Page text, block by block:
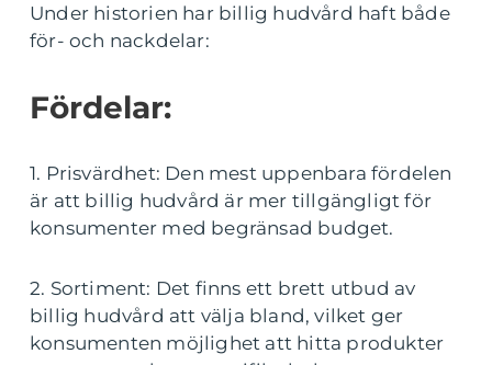
Under historien har billig hudvård haft både
för- och nackdelar:
Fördelar:
1. Prisvärdhet: Den mest uppenbara fördelen
är att billig hudvård är mer tillgängligt för
konsumenter med begränsad budget.
2. Sortiment: Det finns ett brett utbud av
billig hudvård att välja bland, vilket ger
konsumenten möjlighet att hitta produkter